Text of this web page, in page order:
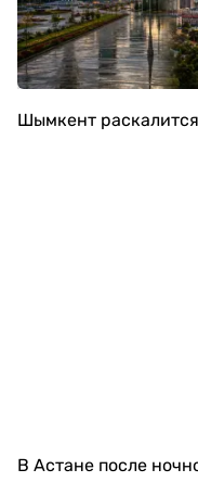
Шымкент
В Астане после